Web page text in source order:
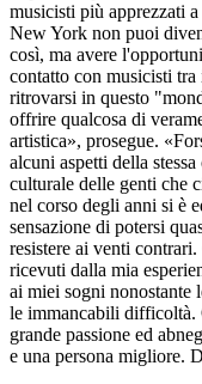
musicisti più apprezzati
New York non puoi
così, ma avere
contatto con musicisti
ritrovarsi in questo
offrire qualcosa di
artistica», prosegue.
alcuni aspetti della
culturale delle genti che
nel corso degli anni si è
sensazione di potersi
resistere ai venti
ricevuti dalla mia
ai miei sogni nonostante
le immancabili difficoltà.
grande passione ed
e una persona migliore.